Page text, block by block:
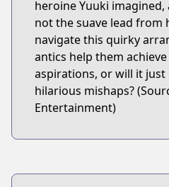
heroine Yuuki imagined,
not the suave lead from
navigate this quirky
antics help them
aspirations, or will it just
hilarious mishaps?
Entertainment)